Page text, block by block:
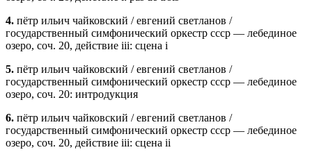
4. пётр ильич чайковский / евгений светланов /
государственный симфонический оркестр ссср — лебединое
озеро, соч. 20, действие iii: сцена i
5. пётр ильич чайковский / евгений светланов /
государственный симфонический оркестр ссср — лебединое
озеро, соч. 20: интродукция
6. пётр ильич чайковский / евгений светланов /
государственный симфонический оркестр ссср — лебединое
озеро, соч. 20, действие iii: сцена ii